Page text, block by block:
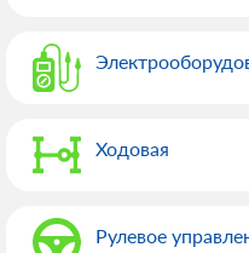
Ходовая
Рулевое